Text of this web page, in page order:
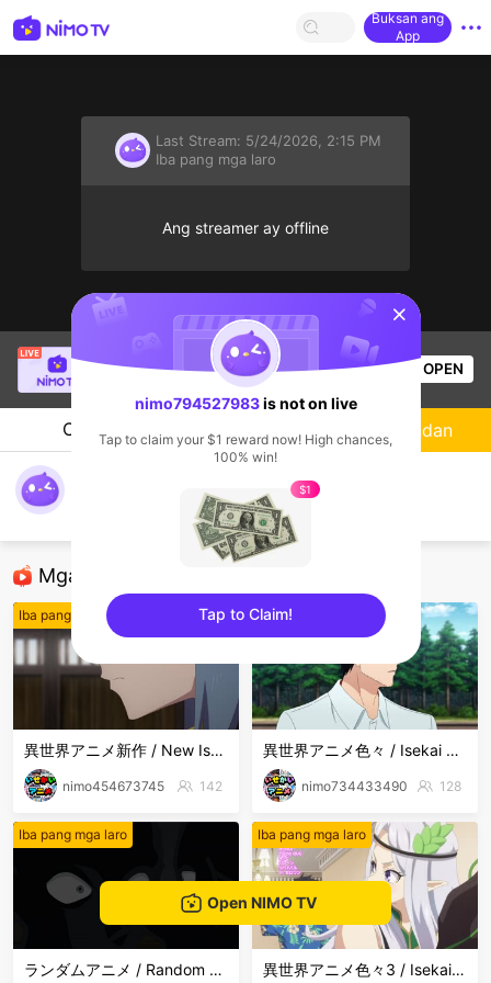
Buksan ang
App
Last Stream: 5/24/2026, 2:15 PM
Iba pang mga laro
Ang streamer ay offline
CamCam66Gamingis live!
Iba pang mga laro
56 Views OPEN
Chat Streamer
Mga Nirerekominda Na Mga Streamer
Iba pang mga laro
異世界アニメ新作 / New Isekai Anime
nimo454673745 142
Iba pang mga laro
異世界アニメ色々 / Isekai Anime Mix
nimo734433490 128
Iba pang mga laro
ランダムアニメ / Random Anime
Iba pang mga laro
異世界アニメ色々3 / Isekai Anime Mix3
Sundan
Open NIMO TV
sentinelStart
nimo794527983is not on live
Tap to claim your $1 reward now! High chances,
100% win!
$1
Tap to Claim!
sentinelEnd